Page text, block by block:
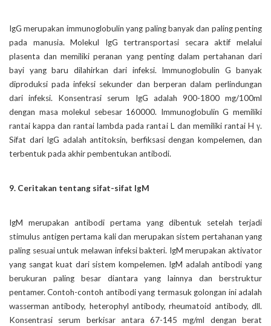
IgG merupakan immunoglobulin yang paling banyak dan paling penting
pada manusia. Molekul IgG tertransportasi secara aktif melalui
plasenta dan memiliki peranan yang penting dalam pertahanan dari
bayi yang baru dilahirkan dari infeksi. Immunoglobulin G banyak
diproduksi pada infeksi sekunder dan berperan dalam perlindungan
dari infeksi. Konsentrasi serum IgG adalah 900-1800 mg/100ml
dengan masa molekul sebesar 160000. Immunoglobulin G memiliki
rantai kappa dan rantai lambda pada rantai L dan memiliki rantai H γ.
Sifat dari IgG adalah antitoksin, berfiksasi dengan kompelemen, dan
terbentuk pada akhir pembentukan antibodi.
9. Ceritakan tentang sifat-sifat IgM
IgM merupakan antibodi pertama yang dibentuk setelah terjadi
stimulus antigen pertama kali dan merupakan sistem pertahanan yang
paling sesuai untuk melawan infeksi bakteri. IgM merupakan aktivator
yang sangat kuat dari sistem kompelemen. IgM adalah antibodi yang
berukuran paling besar diantara yang lainnya dan berstruktur
pentamer. Contoh-contoh antibodi yang termasuk golongan ini adalah
wasserman antibody, heterophyl antibody, rheumatoid antibody, dll.
Konsentrasi serum berkisar antara 67-145 mg/ml dengan berat